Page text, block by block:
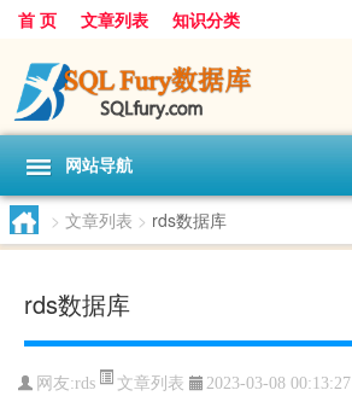
首 页 文章列表 知识分类
网站导航
> 文章列表 > rds数据库
rds数据库
网友:rds 文章列表 2023-03-08 00:13:27